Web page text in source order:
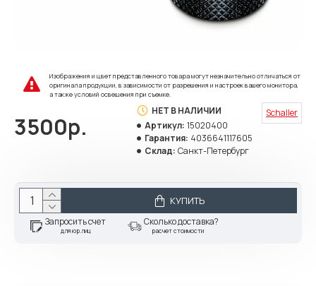
Изображения и цвет представленного товара могут незначительно отличаться от
оригинала продукции, в зависимости от разрешения и настроек вашего монитора,
а также условий освещения при съемке.
3500р.
НЕТ В НАЛИЧИИ
Артикул: 15020400
Гарантия: 4036641117605
Склад: Санкт-Петербург
Schaller
КУПИТЬ
Запросить счет
для юр.лиц
Сколько доставка?
расчет стоимости